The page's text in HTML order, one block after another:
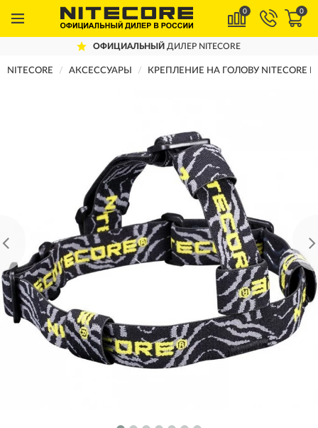
0 0
ОФИЦИАЛЬНЫЙ ДИЛЕР NITECORE
NITECORE АКСЕССУАРЫ КРЕПЛЕНИЕ НА ГОЛОВУ NITECORE